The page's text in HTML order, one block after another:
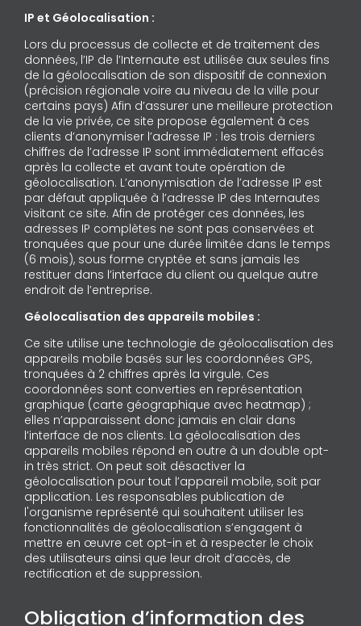
IP et Géolocalisation :
Lors du processus de collecte et de traitement des
données, l’IP de l’Internaute est utilisée aux seules fins
de la géolocalisation de son dispositif de connexion
(précision régionale voire au niveau de la ville pour
certains pays) Afin d’assurer une meilleure protection
de la vie privée, ce site propose également à ces
clients d’anonymiser l’adresse IP : les trois derniers
chiffres de l’adresse IP sont immédiatement effacés
après la collecte et avant toute opération de
géolocalisation. L’anonymisation de l’adresse IP est
par défaut appliquée à l’adresse IP des Internautes
visitant ce site. Afin de protéger ces données, les
adresses IP complètes ne sont pas conservées et
tronquées que pour une durée limitée dans le temps
(6 mois), sous forme cryptée et sans jamais les
restituer dans l’interface du client ou quelque autre
endroit de l’entreprise.
Géolocalisation des appareils mobiles :
Ce site utilise une technologie de géolocalisation des
appareils mobile basés sur les coordonnées GPS,
tronquées à 2 chiffres après la virgule. Ces
coordonnées sont converties en représentation
graphique (carte géographique avec heatmap) ;
elles n’apparaissent donc jamais en clair dans
l’interface de nos clients. La géolocalisation des
appareils mobiles répond en outre à un double opt-
in très strict. On peut soit désactiver la
géolocalisation pour tout l’appareil mobile, soit par
application. Les responsables publication de
l'organisme représenté qui souhaitent utiliser les
fonctionnalités de géolocalisation s’engagent à
mettre en œuvre cet opt-in et à respecter le choix
des utilisateurs ainsi que leur droit d’accès, de
rectification et de suppression.
Obligation d’information des